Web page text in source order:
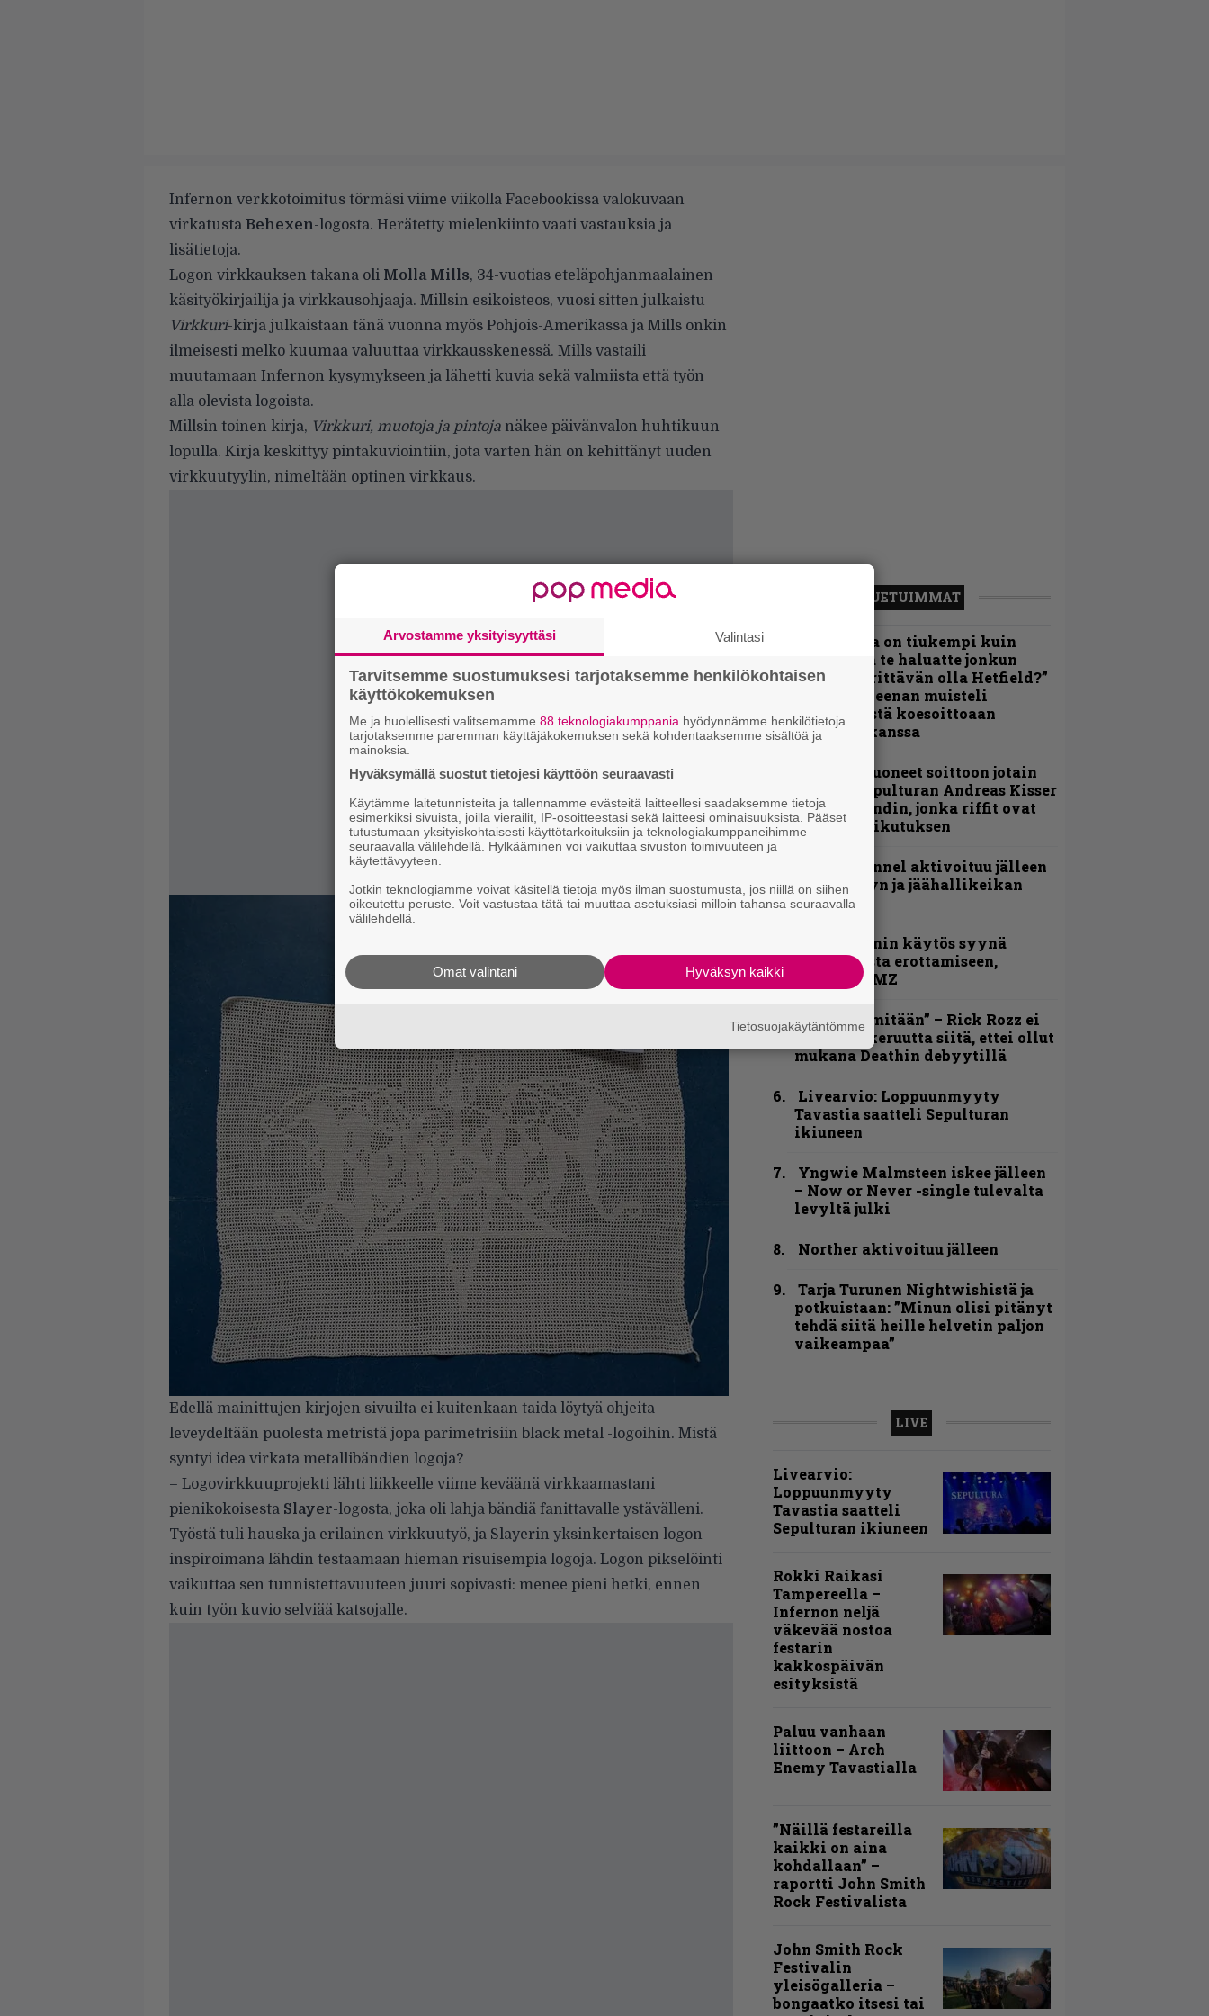
Infernon verkkotoimitus törmäsi viime viikolla Facebookissa valokuvaan
virkatusta Behexen-logosta. Herätetty mielenkiinto vaati vastauksia ja
lisätietoja.
Logon virkkauksen takana oli Molla Mills, 34-vuotias eteläpohjanmaalainen
käsityökirjailija ja virkkausohjaaja. Millsin esikoisteos, vuosi sitten julkaistu
Virkkuri-kirja julkaistaan tänä vuonna myös Pohjois-Amerikassa ja Mills onkin
ilmeisesti melko kuumaa valuuttaa virkkausskenessä. Mills vastaili
muutamaan Infernon kysymykseen ja lähetti kuvia sekä valmiista että työn
alla olevista logoista.
Millsin toinen kirja, Virkkuri, muotoja ja pintoja näkee päivänvalon huhtikuun
lopulla. Kirja keskittyy pintakuviointiin, jota varten hän on kehittänyt uuden
virkkuutyylin, nimeltään optinen virkkaus.
Edellä mainittujen kirjojen sivuilta ei kuitenkaan taida löytyä ohjeita
leveydeltään puolesta metristä jopa parimetrisiin black metal -logoihin. Mistä
syntyi idea virkata metallibändien logoja?
– Logovirkkuuprojekti lähti liikkeelle viime keväänä virkkaamastani
pienikokoisesta Slayer-logosta, joka oli lahja bändiä fanittavalle ystävälleni.
Työstä tuli hauska ja erilainen virkkuutyö, ja Slayerin yksinkertaisen logon
inspiroimana lähdin testaamaan hieman risuisempia logoja. Logon pikselöinti
vaikuttaa sen tunnistettavuuteen juuri sopivasti: menee pieni hetki, ennen
kuin työn kuvio selviää katsojalle.
LUETUIMMAT
”Metallica on tiukempi kuin
koskaan ja te haluatte jonkun
nulikan yrittävän olla Hetfield?”
– Pepper Keenan muisteli
ensimmäistä koesoittoaan
hevijätin kanssa
”He ovat tuoneet soittoon jotain
uutta” – Sepulturan Andreas Kisser
nimeää bändin, jonka riffit ovat
tehneet vaikutuksen
Blind Channel aktivoituu jälleen
uuden levyn ja jäähallikeikan
merkeissä
Sid Wilsonin käytös syynä
Slipknotista erottamiseen,
raportoi TMZ
”En kadu mitään” – Rick Rozz ei
tunne katkeruutta siitä, ettei ollut
mukana Deathin debyytillä
Livearvio: Loppuunmyyty
Tavastia saatteli Sepulturan
ikiuneen
Yngwie Malmsteen iskee jälleen
– Now or Never -single tulevalta
levyltä julki
Norther aktivoituu jälleen
Tarja Turunen Nightwishistä ja
potkuistaan: ”Minun olisi pitänyt
tehdä siitä heille helvetin paljon
vaikeampaa”
LIVE
Livearvio:
Loppuunmyyty
Tavastia saatteli
Sepulturan ikiuneen
Rokki Raikasi
Tampereella –
Infernon neljä
väkevää nostoa
festarin
kakkospäivän
esityksistä
Paluu vanhaan
liittoon – Arch
Enemy Tavastialla
”Näillä festareilla
kaikki on aina
kohdallaan” –
raportti John Smith
Rock Festivalista
John Smith Rock
Festivalin
yleisögalleria –
bongaatko itsesi tai
Arvostamme yksityisyyttäsi Valintasi
Tarvitsemme suostumuksesi tarjotaksemme henkilökohtaisen
käyttökokemuksen
Me ja huolellisesti valitsemamme 88 teknologiakumppania hyödynnämme henkilötietoja
tarjotaksemme paremman käyttäjäkokemuksen sekä kohdentaaksemme sisältöä ja
mainoksia.
Hyväksymällä suostut tietojesi käyttöön seuraavasti
Käytämme laitetunnisteita ja tallennamme evästeitä laitteellesi saadaksemme tietoja
esimerkiksi sivuista, joilla vierailit, IP-osoitteestasi sekä laitteesi ominaisuuksista. Pääset
tutustumaan yksityiskohtaisesti käyttötarkoituksiin ja teknologiakumppaneihimme
seuraavalla välilehdellä. Hylkääminen voi vaikuttaa sivuston toimivuuteen ja
käytettävyyteen.
Jotkin teknologiamme voivat käsitellä tietoja myös ilman suostumusta, jos niillä on siihen
oikeutettu peruste. Voit vastustaa tätä tai muuttaa asetuksiasi milloin tahansa seuraavalla
välilehdellä.
Hyväksyn kaikki
Omat valintani
Tietosuojakäytäntömme